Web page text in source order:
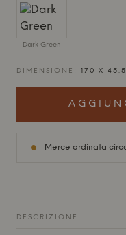
Dark Green
DIMENSIONE: 170 X
Merce ordinata
DESCRIZIONE